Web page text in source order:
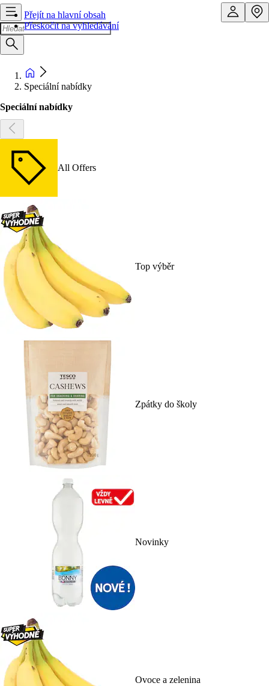
Přejít na hlavní obsah
Přeskočit na vyhledávání
Speciální nabídky
Speciální nabídky
All Offers
Top výběr
Zpátky do školy
Novinky
Ovoce a zelenina